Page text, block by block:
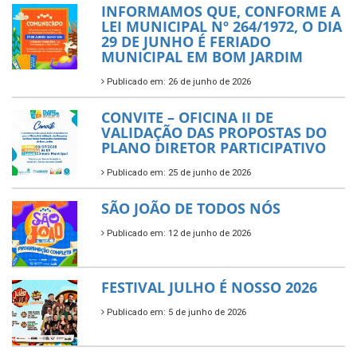
INFORMAMOS QUE, CONFORME A
LEI MUNICIPAL Nº 264/1972, O DIA
29 DE JUNHO É FERIADO
MUNICIPAL EM BOM JARDIM
Publicado em: 26 de junho de 2026
CONVITE – OFICINA II DE
VALIDAÇÃO DAS PROPOSTAS DO
PLANO DIRETOR PARTICIPATIVO
Publicado em: 25 de junho de 2026
SÃO JOÃO DE TODOS NÓS
Publicado em: 12 de junho de 2026
FESTIVAL JULHO É NOSSO 2026
Publicado em: 5 de junho de 2026